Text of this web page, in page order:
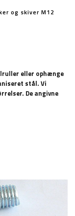
og skiver M12
eller ophænge
stål. Vi
De angivne